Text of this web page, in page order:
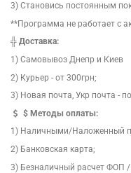
3) Становись постоянным
**Программа не работает с
╬ Доставка:
1) Самовывоз Днепр и Киев
2) Курьер - от 300грн;
3) Новая почта, Укр почта -
$Методы оплаты:
1) Наличными/Наложенный
2) Банковская карта;
3) Безналичный расчет ФОП